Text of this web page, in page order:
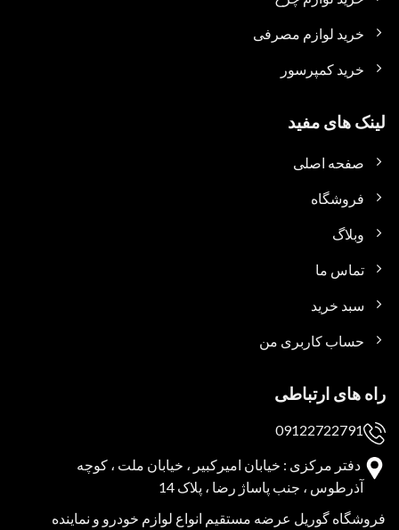
خرید لوازم مصرفی
خرید کمپرسور
لینک های مفید
صفحه اصلی
فروشگاه
وبلاگ
تماس ما
سبد خرید
حساب کاربری من
راه های ارتباطی
09122722791
دفتر مرکزی : خیابان امیرکبیر ، خیابان ملت ، کوچه
آذرطوس ، جنب پاساژ رضا ، پلاک 14
فروشگاه گوریل عرضه مستقیم انواع لوازم خودرو و نماینده